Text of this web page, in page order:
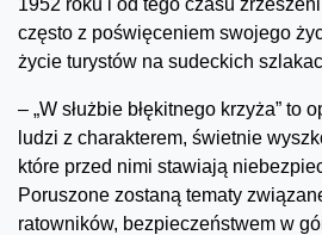
często z poświęceniem swojego
życie turystów na sudeckich
– „W służbie błękitnego krzyża” to
ludzi z charakterem, świetnie
które przed nimi stawiają
Poruszone zostaną tematy
ratowników, bezpieczeństwem w